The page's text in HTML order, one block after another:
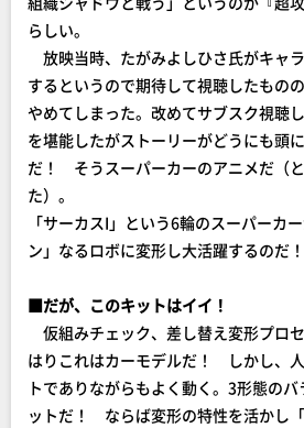
らしい。
放映当時、たがみよしひさ氏がキャ
するというので期待して視聴したもの
やめてしまった。改めてサブスク視聴
を堪能したがストーリーがどうにも頭
だ！ そうスーパーカーのアニメだ（
た）。
「サーカスI」という6輪のスーパーカ
ン」なるロボに変形し大活躍するのだ！
■だが、このキットはイイ！
仮組みチェック、差し替え変形プロ
はりこれはカーモデルだ！ しかし、
トでありながらもよく動く。3形態の
ットだ！ ならば変形の特性を活かし